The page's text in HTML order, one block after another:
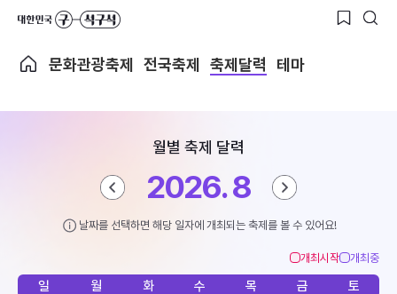
문화관광축제 전국축제 축제달력 테마
월별 축제 달력
2026. 8
날짜를 선택하면 해당 일자에 개최되는 축제를 볼 수 있어요!
개최시작 개최중
일 월 화 수 목 금 토